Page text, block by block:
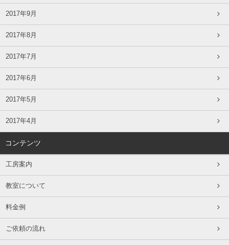
2017年9月
2017年8月
2017年7月
2017年6月
2017年5月
2017年4月
コンテンツ
工房案内
教室について
料金例
ご依頼の流れ